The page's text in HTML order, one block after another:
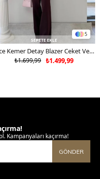
5
SEPETE EKLE
İnce Kemer Detay Blazer Ceket Ve Pantolonlu Kumaş Takım Mürdüm 2067
₺1.499,99
₺1.699,99
Kampanyaları kaçırma!
GÖNDER